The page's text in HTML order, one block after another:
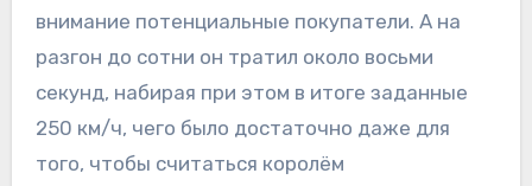
внимание потенциальные покупатели. А на
разгон до сотни он тратил около восьми
секунд, набирая при этом в итоге заданные
250 км/ч, чего было достаточно даже для
того, чтобы считаться королём